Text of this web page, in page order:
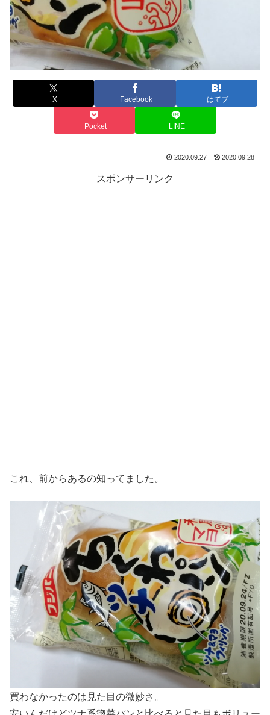
X Facebook はてブ
Pocket LINE
2020.09.27 2020.09.28
スポンサーリンク
これ、前からあるの知ってました。
買わなかったのは見た目の微妙さ。